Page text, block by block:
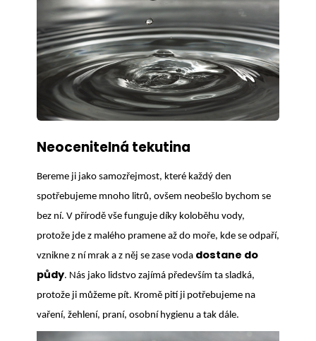
Neocenitelná tekutina
Bereme ji jako samozřejmost, které každý den
spotřebujeme mnoho litrů, ovšem neobešlo bychom se
bez ní. V přírodě vše funguje díky koloběhu vody,
protože jde z malého pramene až do moře, kde se odpaří,
vznikne z ní mrak a z něj se zase voda dostane do
půdy. Nás jako lidstvo zajímá především ta sladká,
protože ji můžeme pít. Kromě pití ji potřebujeme na
vaření, žehlení, praní, osobní hygienu a tak dále.